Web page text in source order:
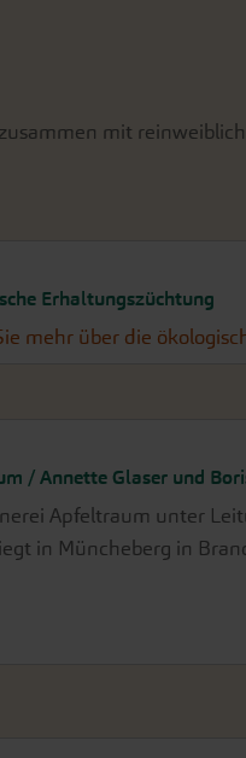
mit
Erhaltungszüchtung
mehr über die
/ Annette Glaser und
Apfeltraum unter
in Müncheberg in